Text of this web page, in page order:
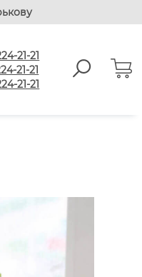
21-21
21-21
21-21